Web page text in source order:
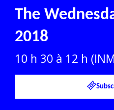
The
2018
10 h 30 à 12 h